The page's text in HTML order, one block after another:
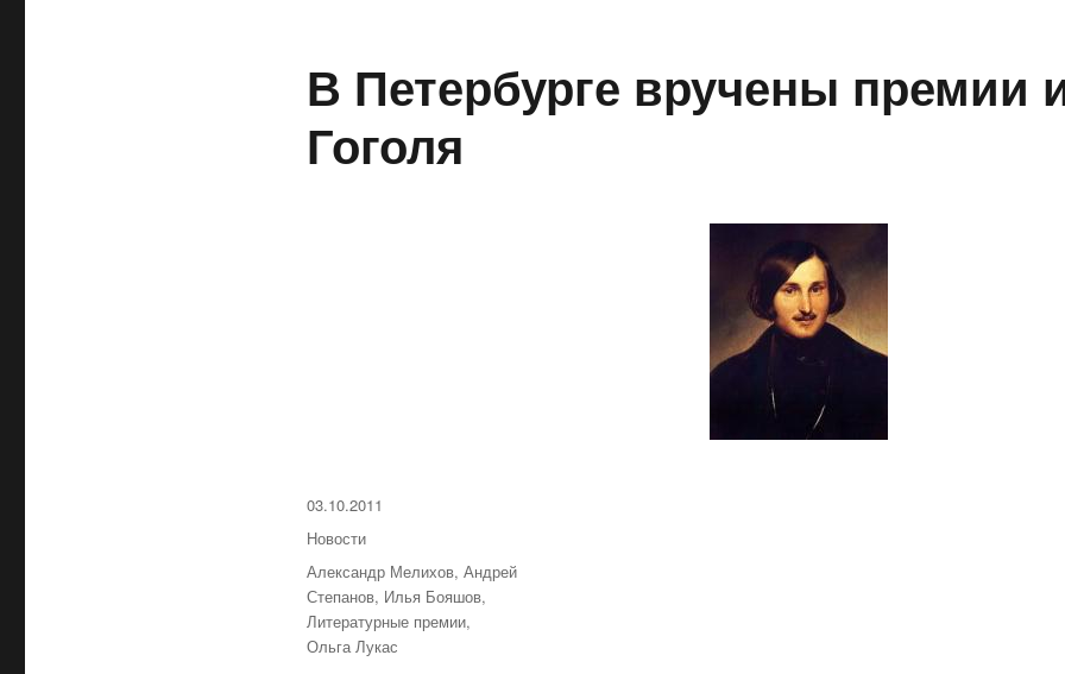
В Петербурге вручены премии
Гоголя
Опубликовано
03.10.2011
Рубрики
Новости
Метки
Александр Мелихов, Андрей
Степанов, Илья Бояшов,
Литературные премии,
Ольга Лукас